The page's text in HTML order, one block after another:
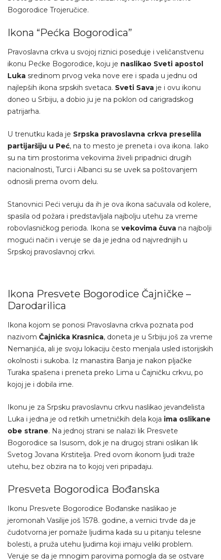
Bogorodice Trojeručice.
Ikona “Pećka Bogorodica”
Pravoslavna crkva u svojoj riznici poseduje i veličanstvenu
ikonu Pećke Bogorodice, koju je naslikao Sveti apostol
Luka sredinom prvog veka nove ere i spada u jednu od
najlepših ikona srpskih svetaca. Sveti Sava je i ovu ikonu
doneo u Srbiju, a dobio ju je na poklon od carigradskog
patrijarha.
U trenutku kada je Srpska pravoslavna crkva preselila
partijaršiju u Peć, na to mesto je preneta i ova ikona. Iako
su na tim prostorima vekovima živeli pripadnici drugih
nacionalnosti, Turci i Albanci su se uvek sa poštovanjem
odnosili prema ovom delu.
Stanovnici Peći veruju da ih je ova ikona sačuvala od kolere,
spasila od požara i predstavljala najbolju utehu za vreme
robovlasničkog perioda. Ikona se vekovima čuva na najbolji
mogući način i veruje se da je jedna od najvrednijih u
Srpskoj pravoslavnoj crkvi.
Ikona Presvete Bogorodice Čajničke –
Darodarilica
Ikona kojom se ponosi Pravoslavna crkva poznata pod
nazivom Čajnićka Krasnica, doneta je u Srbiju još za vreme
Nemanjića, ali je svoju lokaciju često menjala usled istorijskih
okolnosti i sukoba. Iz manastira Banja je nakon pljačke
Turaka spašena i preneta preko Lima u Čajničku crkvu, po
kojoj je i dobila ime.
Ikonu je za Srpsku pravoslavnu crkvu naslikao jevanđelista
Luka i jedna je od retkih umetničkih dela koja ima oslikane
obe strane. Na jednoj strani se nalazi lik Presvete
Bogorodice sa Isusom, dok je na drugoj strani oslikan lik
Svetog Jovana Krstitelja. Pred ovom ikonom ljudi traže
utehu, bez obzira na to kojoj veri pripadaju.
Presveta Bogorodica Bođanska
Ikonu Presvete Bogorodice Bođanske naslikao je
jeromonah Vasilije još 1578. godine, a vernici trvde da je
čudotvorna jer pomaže ljudima kada su u pitanju telesne
bolesti, a pruža utehu ljudima koji imaju veliki problem.
Veruje se da je mnogim parovima pomogla da se ostvare